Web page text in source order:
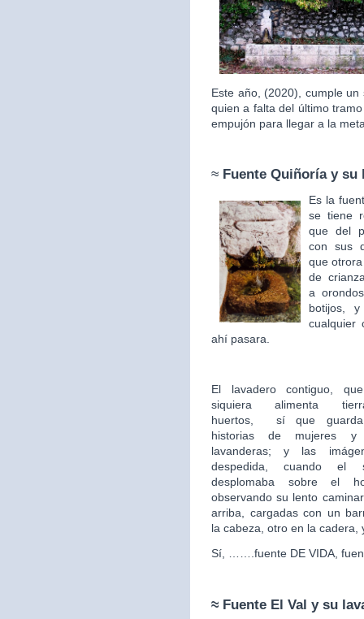
Este año, (2020), cumple
quien a falta del último
empujón para llegar a la
≈ Fuente Quiñoría y su
Es la
se tiene
que del
con sus
que
de
a
botijos,
cualquier
ahí pasara.
El lavadero contiguo,
siquiera alimenta
huertos,
sí que
historias de mujeres y
lavanderas; y las
despedida, cuando el
desplomaba sobre el
observando su lento
arriba, cargadas con un
la cabeza, otro en la
Sí, …….fuente DE VIDA,
≈ Fuente El Val y su